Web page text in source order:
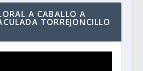
A CABALLO A
TORREJONCILLO